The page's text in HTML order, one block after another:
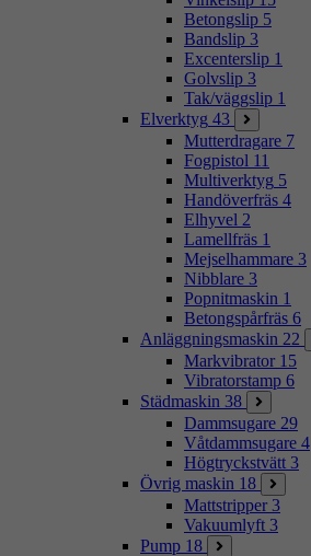
Betongslip 5
Bandslip 3
Excenterslip 1
Golvslip 3
Tak/väggslip 1
Elverktyg 43
Mutterdragare 7
Fogpistol 11
Multiverktyg 5
Handöverfräs 4
Elhyvel 2
Lamellfräs 1
Mejselhammare 3
Nibblare 3
Popnitmaskin 1
Betongspårfräs 6
Anläggningsmaskin 22
Markvibrator 15
Vibratorstamp 6
Städmaskin 38
Dammsugare 29
Våtdammsugare 4
Högtryckstvätt 3
Övrig maskin 18
Mattstripper 3
Vakuumlyft 3
Pump 18